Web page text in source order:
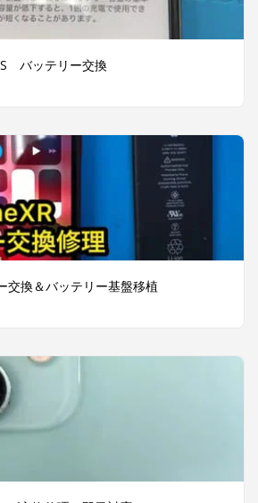
バッテリー交換
交換＆バッテリー基盤移植